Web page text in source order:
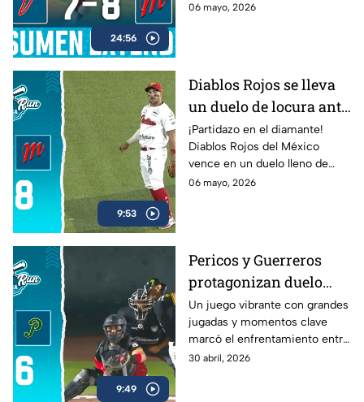
24:56
Veracruz en un duelo lleno de
06 mayo, 2026
9:53
Diablos Rojos se lleva
un duelo de locura ante
El Águila de Veracruz
(8-7)
¡Partidazo en el diamante!
Diablos Rojos del México
vence en un duelo lleno de
emociones a El Águila de
06 mayo, 2026
9:49
Pericos y Guerreros
protagonizan duelo
lleno de emociones en
la LMB
Un juego vibrante con grandes
jugadas y momentos clave
marcó el enfrentamiento entre
Pericos y Guerreros.
30 abril, 2026